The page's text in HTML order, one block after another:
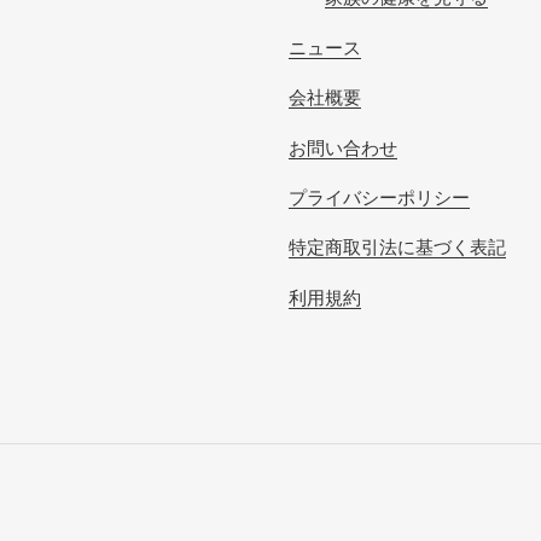
ニュース
会社概要
お問い合わせ
プライバシーポリシー
特定商取引法に基づく表記
利用規約